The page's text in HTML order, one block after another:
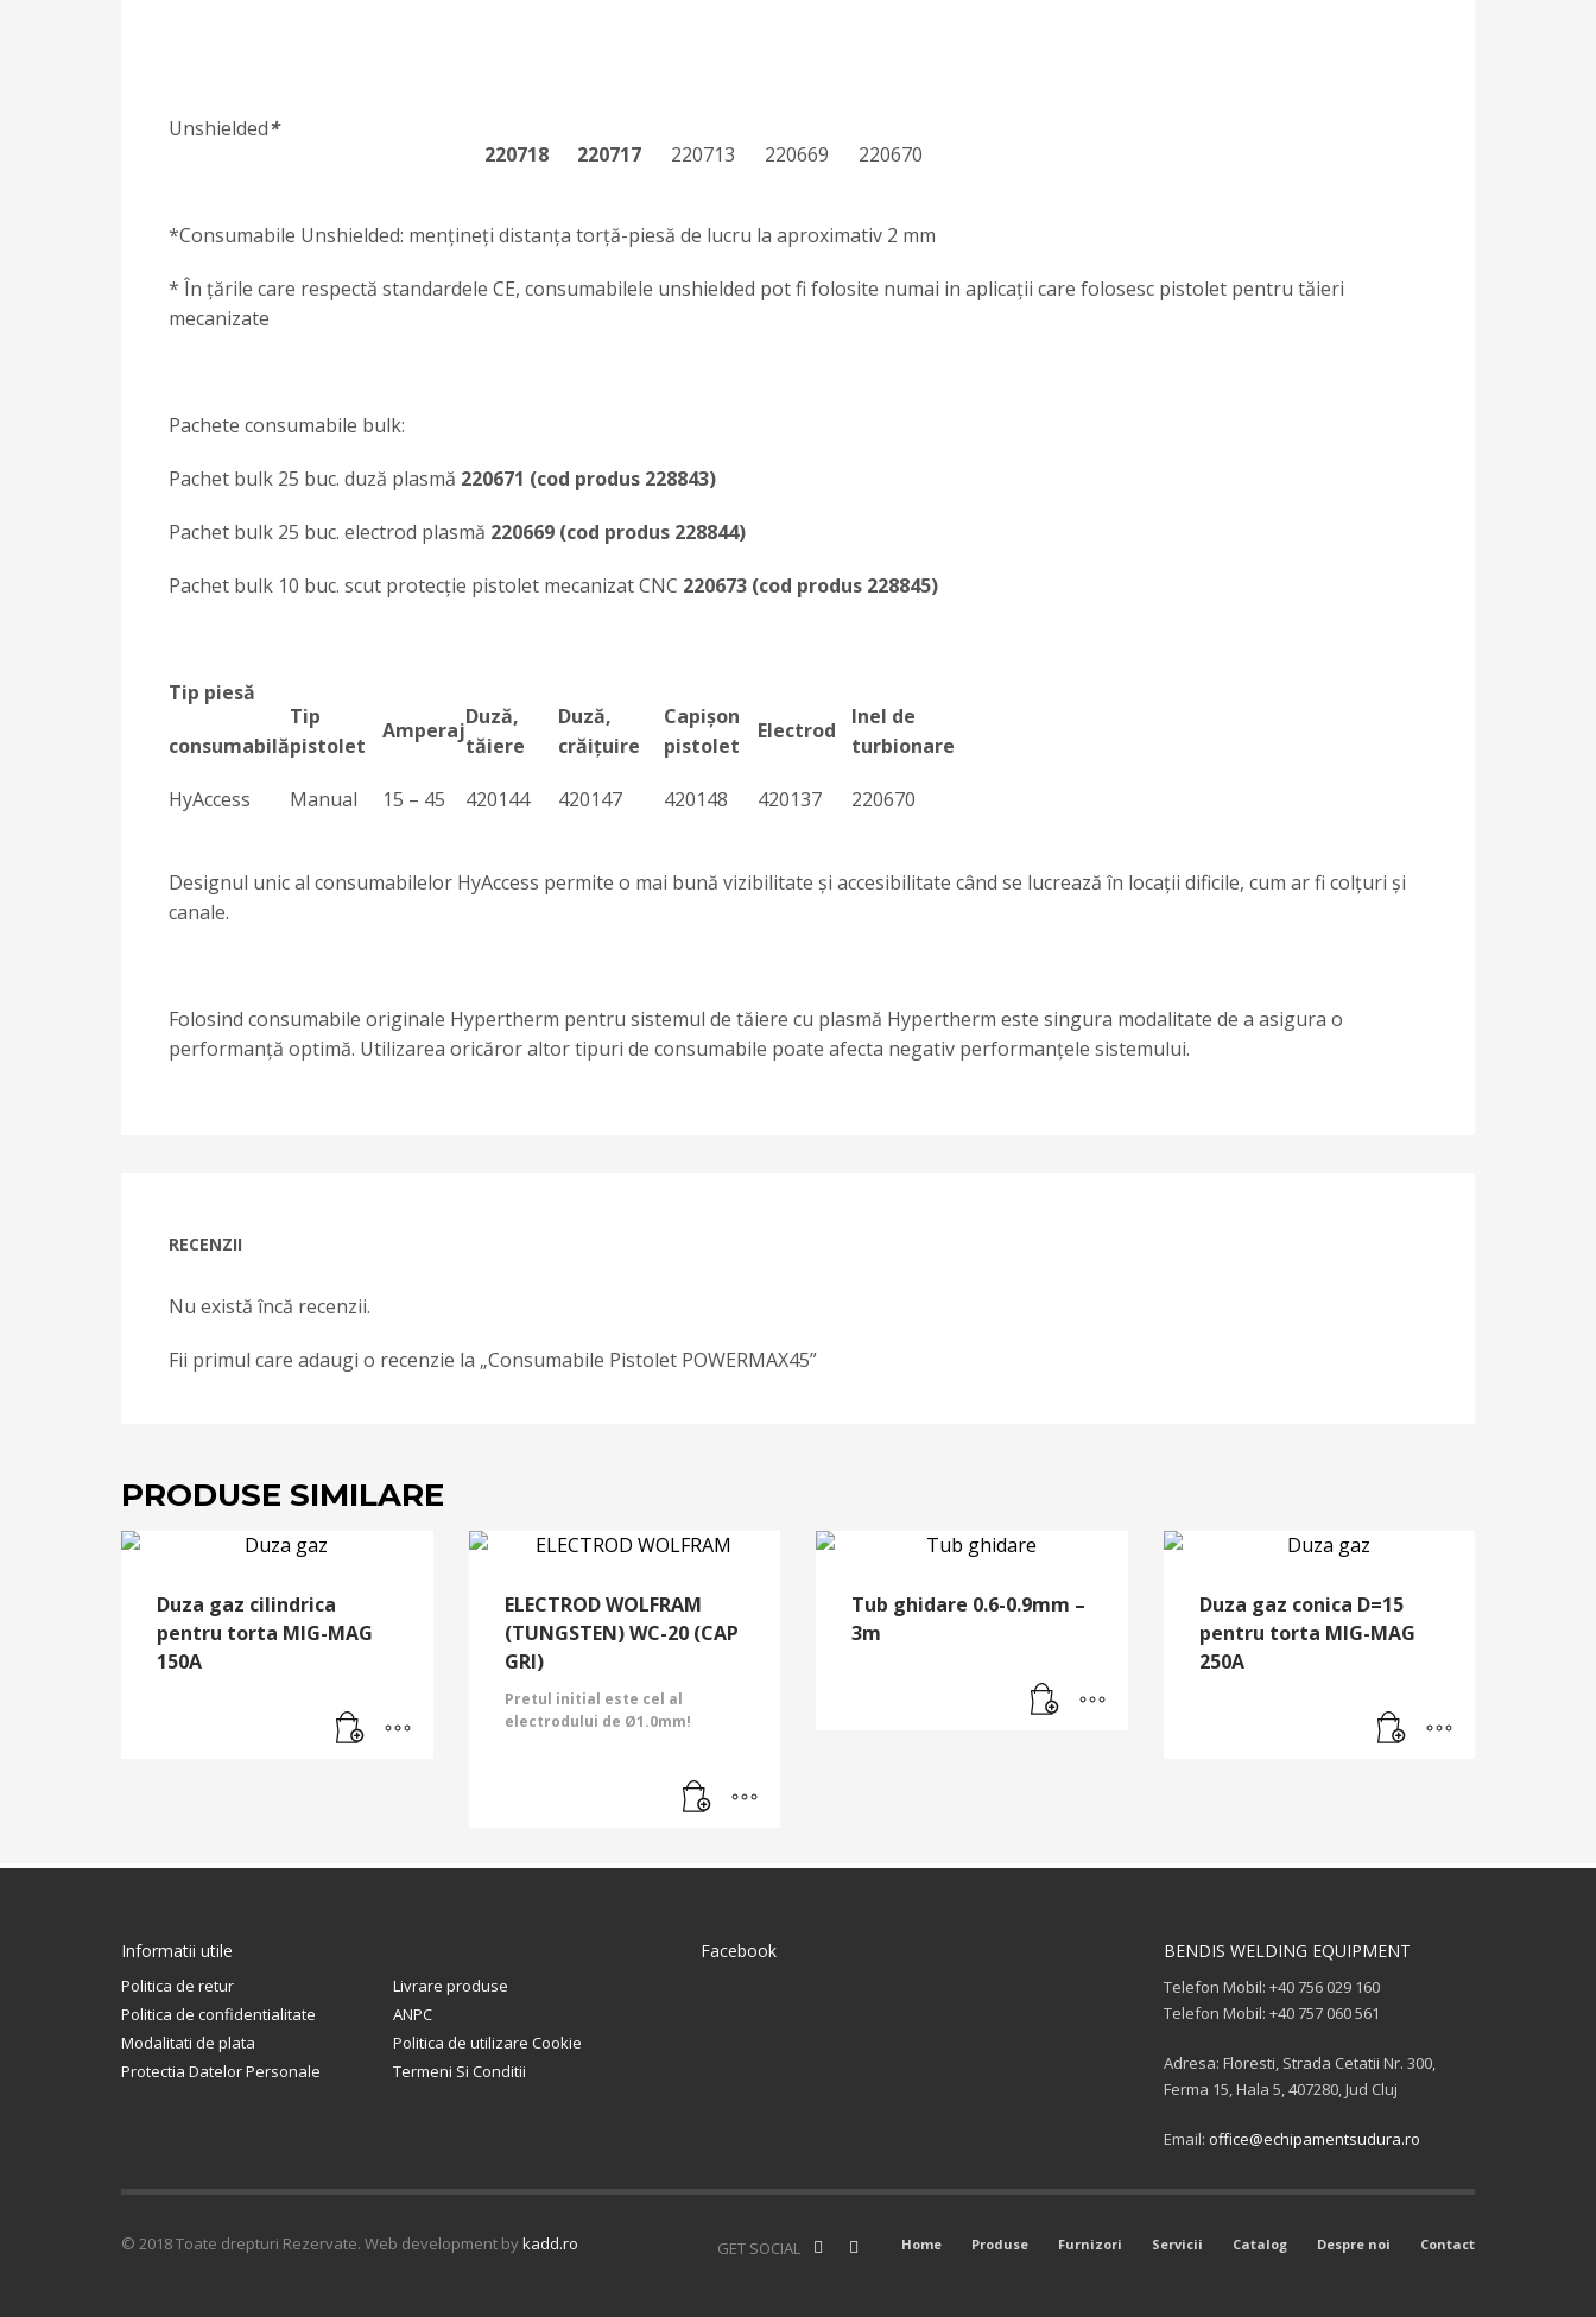
Unshielded*
220718
220717 220713 220669 220670
*Consumabile Unshielded: menţineţi distanţa torţă-piesă de lucru la aproximativ 2 mm
* În ţările care respectă standardele CE, consumabilele unshielded pot fi folosite numai in aplicaţii care folosesc pistolet pentru tăieri
mecanizate
Pachete consumabile bulk:
Pachet bulk 25 buc. duză plasmă 220671 (cod produs 228843)
Pachet bulk 25 buc. electrod plasmă 220669 (cod produs 228844)
Pachet bulk 10 buc. scut protecţie pistolet mecanizat CNC 220673 (cod produs 228845)
Tip piesă
consumabilă
Tip
pistolet
Amperaj
Duză,
tăiere
Duză,
crăiţuire
Capişon
pistolet
Electrod
Inel de
turbionare
HyAccess Manual 15 – 45 420144 420147 420148 420137 220670
Designul unic al consumabilelor HyAccess permite o mai bună vizibilitate și accesibilitate când se lucrează în locații dificile, cum ar fi colțuri și
canale.
Folosind consumabile originale Hypertherm pentru sistemul de tăiere cu plasmă Hypertherm este singura modalitate de a asigura o
performanță optimă. Utilizarea oricăror altor tipuri de consumabile poate afecta negativ performanţele sistemului.
RECENZII
Nu există încă recenzii.
Fii primul care adaugi o recenzie la „Consumabile Pistolet POWERMAX45”
PRODUSE SIMILARE
Duza gaz cilindrica
pentru torta MIG-MAG
150A
ELECTROD WOLFRAM
(TUNGSTEN) WC-20 (CAP
GRI)
Pretul initial este cel al
electrodului de Ø1.0mm!
Tub ghidare 0.6-0.9mm –
3m
Duza gaz conica D=15
pentru torta MIG-MAG
250A
Informatii utile
Politica de retur
Livrare produse
Politica de confidentialitate
ANPC
Modalitati de plata
Politica de utilizare Cookie
Protectia Datelor Personale
Termeni Si Conditii
Facebook BENDIS WELDING EQUIPMENT
Telefon Mobil: +40 756 029 160
Telefon Mobil: +40 757 060 561
Adresa: Floresti, Strada Cetatii Nr. 300,
Ferma 15, Hala 5, 407280, Jud Cluj
Email: office@echipamentsudura.ro
Home Produse Furnizori Servicii Catalog Despre noi Contact
GET SOCIAL
© 2018 Toate drepturi Rezervate. Web development bykadd.ro